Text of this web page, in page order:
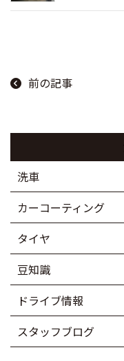
前の記事
洗車
カーコーティング
タイヤ
豆知識
ドライブ情報
スタッフブログ